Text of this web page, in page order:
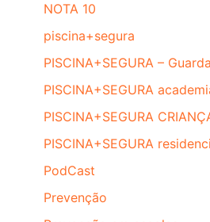
NOTA 10
piscina+segura
PISCINA+SEGURA –
PISCINA+SEGURA
PISCINA+SEGURA
PISCINA+SEGURA
PodCast
Prevenção